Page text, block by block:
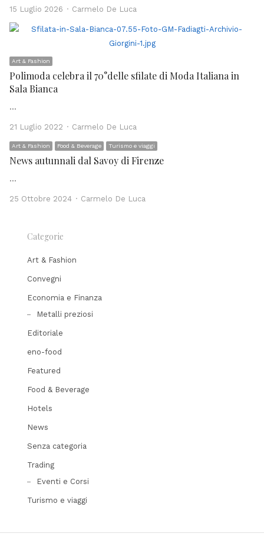
15 Luglio 2026 Author
Carmelo De Luca
Art & Fashion
Polimoda celebra il 70°delle sfilate di Moda Italiana in
Sala Bianca
…
21 Luglio 2022 Author
Carmelo De Luca
Art & Fashion Food & Beverage Turismo e viaggi
News autunnali dal Savoy di Firenze
…
25 Ottobre 2024 Author
Carmelo De Luca
Categorie
Art & Fashion
Convegni
Economia e Finanza
Metalli preziosi
Editoriale
eno-food
Featured
Food & Beverage
Hotels
News
Senza categoria
Trading
Eventi e Corsi
Turismo e viaggi